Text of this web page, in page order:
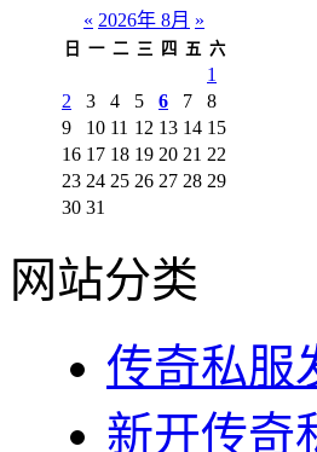
« 2026年 8月 »
日 一 二 三 四 五 六
1
2
3 4 5 6 7
8
9
10 11 12 13 14 15
16 17 18 19 20 21 22
23 24 25 26 27 28 29
30 31
网站分类
传奇私服
新开传奇